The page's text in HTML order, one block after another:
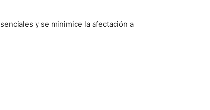
y se minimice la afectación a